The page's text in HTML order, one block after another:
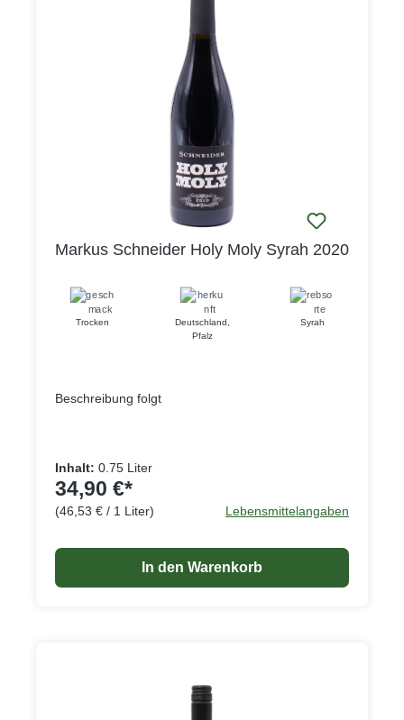
Markus Schneider Holy Moly Syrah 2020
Trocken Deutschland
Pfalz
Syrah
Beschreibung folgt
Inhalt: 0.75 Liter
34,90 €*
(46,53 € / 1 Liter) Lebensmittelangaben
In den Warenkorb